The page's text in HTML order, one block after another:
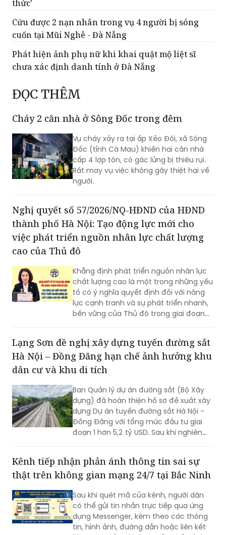
thức'
Cứu được 2 nạn nhân trong vụ 4 người bị sóng
cuốn tại Mũi Nghê - Đà Nẵng
Phát hiện ảnh phụ nữ khi khai quật mộ liệt sĩ
chưa xác định danh tính ở Đà Nẵng
ĐỌC THÊM
Cháy 2 căn nhà ở Sông Đốc trong đêm
Vụ cháy xảy ra tại ấp Xẻo Đôi, xã Sông
Đốc (tỉnh Cà Mau) khiến hai căn nhà
cấp 4 lợp tôn, có gác lửng bị thiêu rụi.
Rất may vụ việc không gây thiệt hại về
người.
Nghị quyết số 57/2026/NQ-HĐND của HĐND
thành phố Hà Nội: Tạo động lực mới cho
việc phát triển nguồn nhân lực chất lượng
cao của Thủ đô
Khẳng định phát triển nguồn nhân lực
chất lượng cao là một trong những yếu
tố có ý nghĩa quyết định đối với năng
lực cạnh tranh và sự phát triển nhanh,
bền vững của Thủ đô trong giai đoạn
quan trọng của Nghị quyết số
57/2026/NQ-HĐND là tạo lập cơ chế
đầu tư có trọng tâm cho nguồn nhân
sử dụng và yêu cầu giải quyết những
vấn đề thực tiễn của Thành phố.
Lạng Sơn đề nghị xây dựng tuyến đường sắt
Hà Nội – Đồng Đăng hạn chế ảnh hưởng khu
dân cư và khu di tích
Ban Quản lý dự án đường sắt (Bộ Xây
dựng) đã hoàn thiện hồ sơ đề xuất xây
dựng Dự án tuyến đường sắt Hà Nội -
Đồng Đăng với tổng mức đầu tư giai
đoạn 1 hơn 5,2 tỷ USD. Sau khi nghiên
nghị nghiên cứu hướng tuyến đảm bảo
hạn chế tối đa ảnh hưởng hưởng đến
lịch sử.
Kênh tiếp nhận phản ánh thông tin sai sự
thật trên không gian mạng 24/7 tại Bắc Ninh
Sau khi quét mã của kênh, người dân
có thể gửi tin nhắn trực tiếp qua ứng
dụng Messenger, kèm theo các thông
tin, hình ảnh, đường dẫn hoặc liên kết